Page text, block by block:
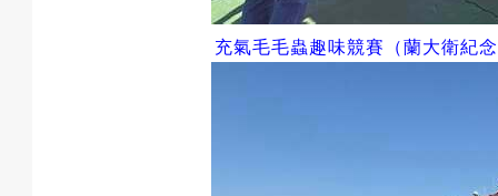
充氣毛毛蟲趣味競賽（蘭大衛紀